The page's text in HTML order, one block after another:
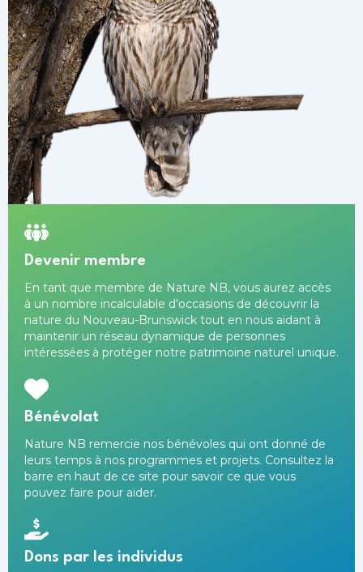
Devenir membre
En tant que membre de Nature NB, vous aurez accès
à un nombre incalculable d’occasions de découvrir la
nature du Nouveau-Brunswick tout en nous aidant à
maintenir un réseau dynamique de personnes
intéressées à protéger notre patrimoine naturel unique.
Bénévolat
Nature NB remercie nos bénévoles qui ont donné de
leurs temps à nos programmes et projets. Consultez la
barre en haut de ce site pour savoir ce que vous
pouvez faire pour aider.
Dons par les individus